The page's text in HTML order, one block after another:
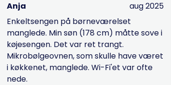
Anja
aug 2025
Enkeltsengen på børneværelset
manglede. Min søn (178 cm) måtte sove i
køjesengen. Det var ret trangt.
Mikrobølgeovnen, som skulle have været
i køkkenet, manglede. Wi-Fi'et var ofte
nede.